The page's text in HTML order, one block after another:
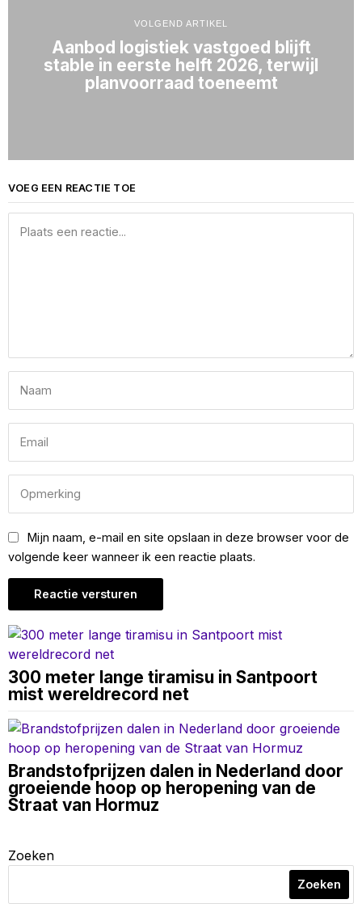
VOLGEND ARTIKEL
Aanbod logistiek vastgoed blijft
stable in eerste helft 2026, terwijl
planvoorraad toeneemt
VOEG EEN REACTIE TOE
Mijn naam, e-mail en site opslaan in deze browser voor de
volgende keer wanneer ik een reactie plaats.
300 meter lange tiramisu in Santpoort
mist wereldrecord net
Brandstofprijzen dalen in Nederland door
groeiende hoop op heropening van de
Straat van Hormuz
Zoeken
Zoeken